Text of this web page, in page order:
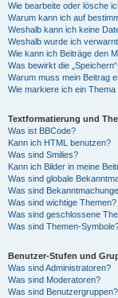
Wie bearbeite oder lösche
Warum kann ich auf
Weshalb kann ich keine
Weshalb wurde ich
Wie kann ich Beiträge den
Was bewirkt die
Warum muss mein Beitrag
Wie markiere ich ein Thema
Textformatierung und
Was ist BBCode?
Kann ich HTML benutzen?
Was sind Smilies?
Kann ich Bilder in meine
Was sind globale
Was sind
Was sind wichtige Themen?
Was sind geschlossene
Was sind Themen-
Benutzer-Stufen und
Was sind Administratoren?
Was sind Moderatoren?
Was sind Benutzergruppen?